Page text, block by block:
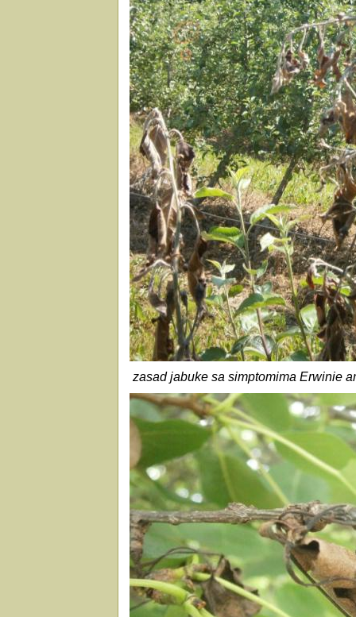
zasad jabuke sa simptomima Erwinie